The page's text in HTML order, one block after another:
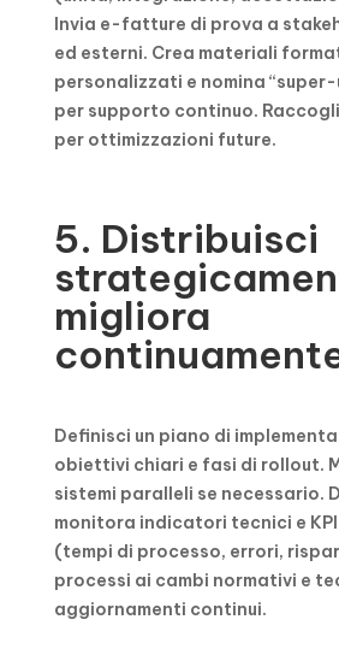
Invia e-fatture di prova a
ed esterni. Crea materiali
personalizzati e nomina
per supporto continuo.
per ottimizzazioni future.
5. Distribuisci
migliora
Definisci un piano di
obiettivi chiari e fasi di rollout.
sistemi paralleli se necessario.
monitora indicatori tecnici e
(tempi di processo, errori,
processi ai cambi normativi e
aggiornamenti continui.